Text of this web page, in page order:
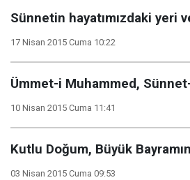
Sünnetin hayatımızdaki yeri
17 Nisan 2015 Cuma 10:22
Ümmet-i Muhammed,
10 Nisan 2015 Cuma 11:41
Kutlu Doğum, Büyük
03 Nisan 2015 Cuma 09:53